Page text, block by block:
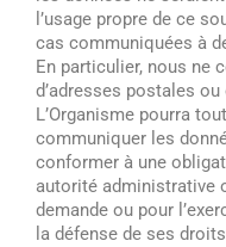
l’usage propre de ce
cas communiquées à
En particulier, nous ne
d’adresses postales ou
L’Organisme pourra
communiquer les
conformer à une
autorité administrative
demande ou pour
la défense de ses